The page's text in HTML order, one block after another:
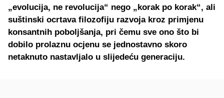
„evolucija, ne revolucija“ nego „korak po korak“, ali
suštinski ocrtava filozofiju razvoja kroz primjenu
konsantnih poboljšanja, pri čemu sve ono što bi
dobilo prolaznu ocjenu se jednostavno skoro
netaknuto nastavljalo u slijedeću generaciju.